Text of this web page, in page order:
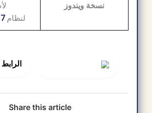
نسخةويندوز
لنظام7
الرابط
Share this article